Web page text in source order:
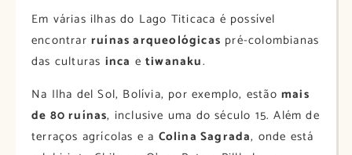
Em várias ilhas do Lago Titicaca é possível
encontrar ruínas arqueológicas pré-colombianas
das culturas inca etiwanaku.
Na Ilha del Sol, Bolívia, por exemplo, estãomais
de 80 ruínas, inclusive uma do século 15. Além de
terraços agrícolas e a Colina Sagrada, onde está